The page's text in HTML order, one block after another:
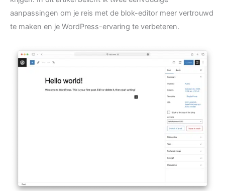
aanpassingen om je reis met de blok-editor meer vertrouwd
te maken en je WordPress-ervaring te verbeteren.